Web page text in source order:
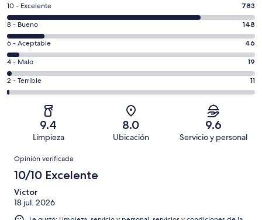
Puntuación
de
10,
es
decir,
Excelente.
Basada
en
opiniones
10 - Excelente 783
Puntuación
de
8,
es
decir,
Bueno.
opiniones
8 - Bueno 148
Puntuación
de
6,
es
decir,
Aceptable.
de
1007
opiniones
6 - Aceptable 46
Puntuación
de
4,
Basada
19
de
opiniones
4 - Malo 19
Puntuación
de
Terrible.
Basada
de
1007
opiniones
2 - Terrible 11
9.4
Limpieza
8.0
Ubicación
9.6
Servicio y personal
Opiniones
Opinión verificada
10/10 Excelente
Victor
18 jul. 2026